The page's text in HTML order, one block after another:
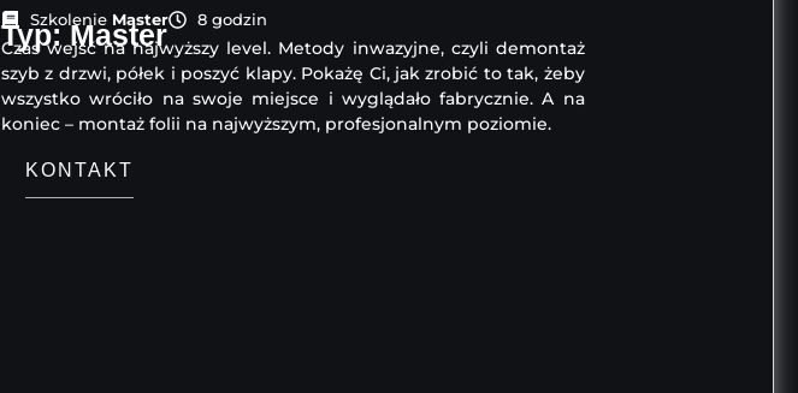
Szkolenie Master 8 godzin
Typ: Master
Czas wejść na najwyższy level. Metody inwazyjne, czyli demontaż
szyb z drzwi, półek i poszyć klapy. Pokażę Ci, jak zrobić to tak, żeby
wszystko wróciło na swoje miejsce i wyglądało fabrycznie. A na
koniec – montaż folii na najwyższym, profesjonalnym poziomie.
KONTAKT